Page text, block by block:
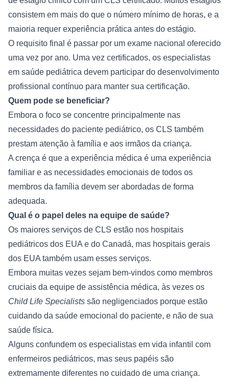
consistem em mais do que o número mínimo de horas, e a
maioria requer experiência prática antes do estágio.
O requisito final é passar por um exame nacional oferecido
uma vez por ano. Uma vez certificados, os especialistas
em saúde pediátrica devem participar do desenvolvimento
profissional contínuo para manter sua certificação.
Quem pode se beneficiar?
Embora o foco se concentre principalmente nas
necessidades do paciente pediátrico, os CLS também
prestam atenção à família e aos irmãos da criança.
A crença é que a experiência médica é uma experiência
familiar e as necessidades emocionais de todos os
membros da família devem ser abordadas de forma
adequada.
Qual é o papel deles na equipe de saúde?
Os maiores serviços de CLS estão nos hospitais
pediátricos dos EUA e do Canadá, mas hospitais gerais
dos EUA também usam esses serviços.
Embora muitas vezes sejam bem-vindos como membros
Child Life Specialists são negligenciados porque estão
cuidando da saúde emocional do paciente, e não de sua
saúde física.
Alguns confundem os especialistas em vida infantil com
enfermeiros pediátricos, mas seus papéis são
extremamente diferentes no cuidado de uma criança.